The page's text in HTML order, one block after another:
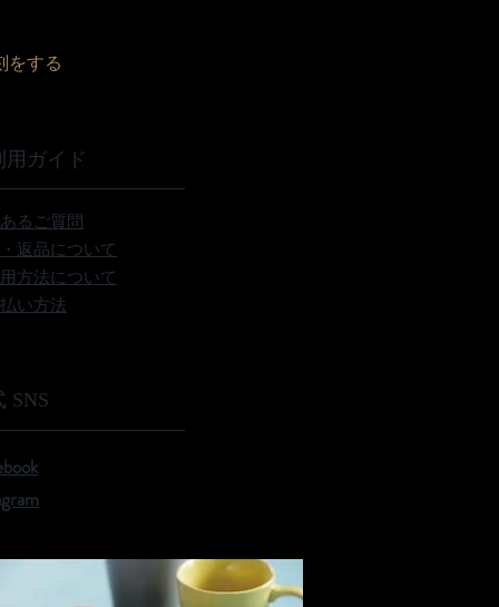
をする
用ガイド
るご質問
返品について
方法について
い方法
SNS